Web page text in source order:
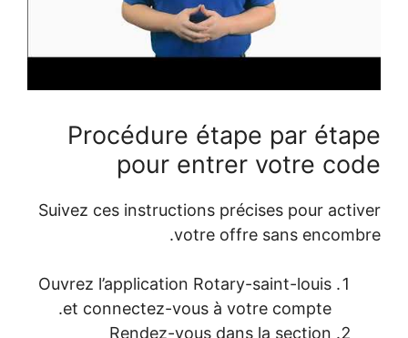
Procédure étape par
pour entrer votre
Suivez ces instructions précises pour
votre offre sans
Ouvrez l’application Rotary-saint-louis
et connectez-vous à votre compte.
Rendez-vous dans la section